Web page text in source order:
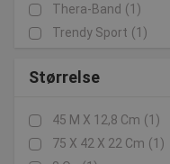
Thera-Band (1)
Trendy Sport (1)
Størrelse
45 M X 12,8 Cm (1)
75 X 42 X 22 Cm (1)